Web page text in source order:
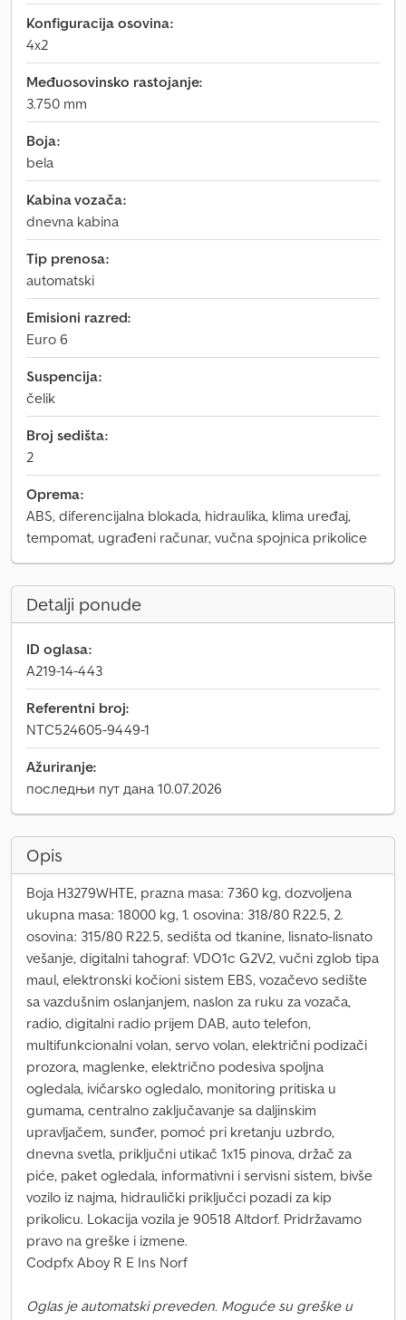
Konfiguracija osovina:
4x2
Međuosovinsko rastojanje:
3.750 mm
Boja:
bela
Kabina vozača:
dnevna kabina
Tip prenosa:
automatski
Emisioni razred:
Euro 6
Suspencija:
čelik
Broj sedišta:
2
Oprema:
ABS, diferencijalna blokada, hidraulika, klima uređaj,
tempomat, ugrađeni računar, vučna spojnica prikolice
Detalji ponude
ID oglasa:
A219-14-443
Referentni broj:
NTC524605-9449-1
Ažuriranje:
последњи пут дана 10.07.2026
Opis
Boja H3279WHTE, prazna masa: 7360 kg, dozvoljena
ukupna masa: 18000 kg, 1. osovina: 318/80 R22.5, 2.
osovina: 315/80 R22.5, sedišta od tkanine, lisnato-lisnato
vešanje, digitalni tahograf: VDO1c G2V2, vučni zglob tipa
maul, elektronski kočioni sistem EBS, vozačevo sedište
sa vazdušnim oslanjanjem, naslon za ruku za vozača,
radio, digitalni radio prijem DAB, auto telefon,
multifunkcionalni volan, servo volan, električni podizači
prozora, maglenke, električno podesiva spoljna
ogledala, ivičarsko ogledalo, monitoring pritiska u
gumama, centralno zaključavanje sa daljinskim
upravljačem, sunđer, pomoć pri kretanju uzbrdo,
dnevna svetla, priključni utikač 1x15 pinova, držač za
piće, paket ogledala, informativni i servisni sistem, bivše
vozilo iz najma, hidraulički priključci pozadi za kip
prikolicu. Lokacija vozila je 90518 Altdorf. Pridržavamo
pravo na greške i izmene.
Codpfx Aboy R E Ins Norf
Oglas je automatski preveden. Moguće su greške u